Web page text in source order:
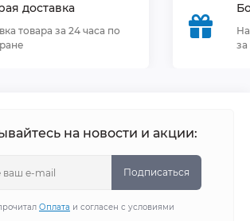
доставка
товара за 24 часа по
на новости и акции:
Подписаться
Оплата и согласен с условиями